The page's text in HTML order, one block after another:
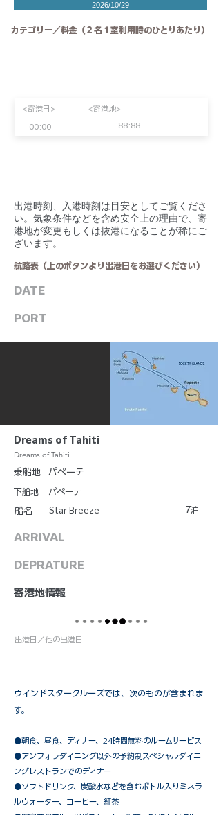
<寄港日>
00:00 88:88
<寄港地>
2026/10/29
カテゴリー／料金（２名１室利用時のひとりあたり）
​出港時刻、入港時刻は目安としてご覧くださ
い。気象条件などを含め安全上の理由で、寄
港地が変更もしくは抜港になることが稀にご
ざいます。
航路表（上のボタンより出港日をお選びください）
DATE
PORT
Dreams of Tahiti
Dreams of Tahiti
乗船地
下船地
船名
パペーテ
パペーテ
Star Breeze 7泊
ARRIVAL
DEPRATURE
​寄港地情報
出港日／他の出港日
ウインドスタークルーズでは、次のものが含まれま
す。
●朝食、昼食、ディナー、24時間無料のルームサービス
​●アンフォラダイニング以外の予約制スペシャルダイニ
ングレストランでのディナー
●ソフトドリンク、炭酸水などを含むボトル入りミネラ
ルウォーター、コーヒー、紅茶